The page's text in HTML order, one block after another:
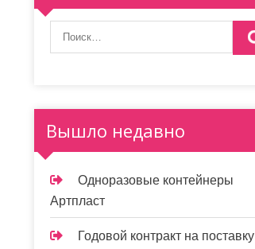
Вышло недавно
Одноразовые контейнеры
Артпласт
Годовой контракт на поставку